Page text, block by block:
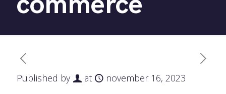
Published by at november 16, 2023